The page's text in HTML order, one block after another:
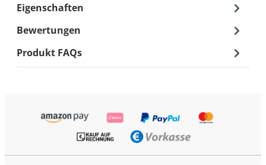
Eigenschaften
Bewertungen
Produkt FAQs